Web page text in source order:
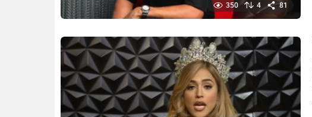
350 4 81